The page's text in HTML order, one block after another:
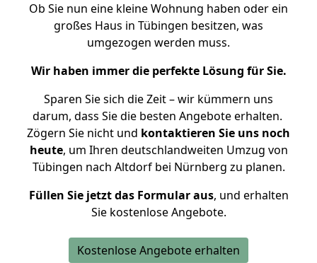
Ob Sie nun eine kleine Wohnung haben oder ein
großes Haus in Tübingen besitzen, was
umgezogen werden muss.
Wir haben immer die perfekte Lösung für Sie.
Sparen Sie sich die Zeit – wir kümmern uns
darum, dass Sie die besten Angebote erhalten.
Zögern Sie nicht und kontaktieren Sie uns noch
heute, um Ihren deutschlandweiten Umzug von
Tübingen nach Altdorf bei Nürnberg zu planen.
Füllen Sie jetzt das Formular aus, und erhalten
Sie kostenlose Angebote.
Kostenlose Angebote erhalten